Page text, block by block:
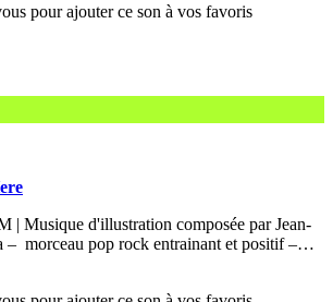
| Musique d'illustration composée par Jean-
– morceau pop rock entrainant et positif –…